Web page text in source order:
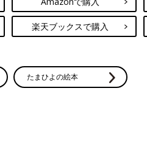
楽天ブックスで購入
たまひよの絵本